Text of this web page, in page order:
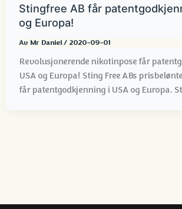
Stingfree AB får
og Europa!
Av Mr Daniel/ 2020-09-01
Revolusjonerende nikotinpose får
USA og Europa! Sting Free ABs
får patentgodkjenning i USA og Europa.